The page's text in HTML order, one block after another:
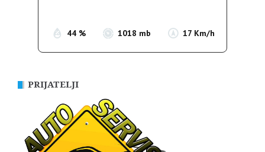
44 % 1018 mb 17 Km/h
PRIJATELJI